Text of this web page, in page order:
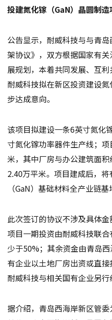
投建氮化镓（GaN）晶圆制造
公告显示，耐威科技与与青
架协议》，双方根据国家有
展规划，本着共同发展、互
耐威科技拟在新区投资建设
步达成意向。
该项目拟建设一条6英寸氮化
寸氮化镓功率器件生产线；
米，其中厂房与办公建筑面
2.40万平米。项目建成后，
（GaN）基础材料全产业链基
此次签订的协议不涉及具体
项目一期投资由耐威科技联
少于50%；其余资金由青岛
有企业以土地厂房出资或直
耐威科技与相关国有企业另行
据介绍，青岛西海岸新区管